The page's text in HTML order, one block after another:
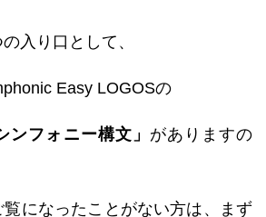
入り口として、
Easy LOGOSの
ンフォニー構文」 がありますの
覧になったことがない方は、まず